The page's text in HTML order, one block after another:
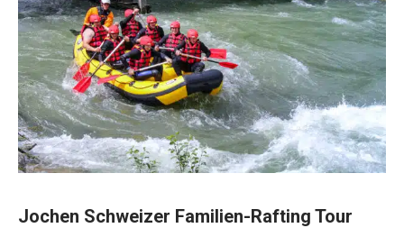
Jochen Schweizer Familien-Rafting Tour